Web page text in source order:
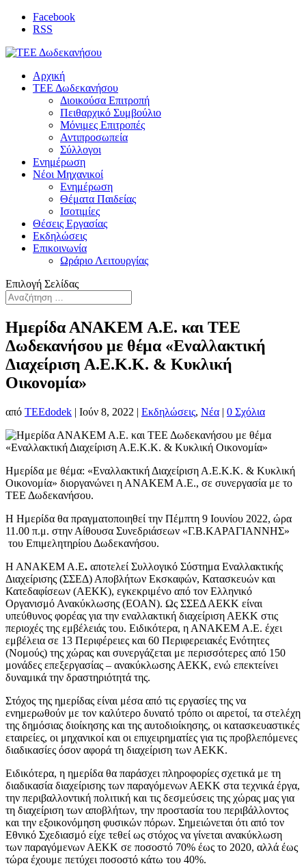
Facebook
RSS
Αρχική
ΤΕΕ Δωδεκανήσου
Διοικούσα Επιτροπή
Πειθαρχικό Συμβούλιο
Μόνιμες Επιτροπές
Αντιπροσωπεία
Σύλλογοι
Ενημέρωση
Νέοι Μηχανικοί
Ενημέρωση
Θέματα Παιδείας
Ισοτιμίες
Θέσεις Εργασίας
Εκδηλώσεις
Επικοινωνία
Ωράριο Λειτουργίας
Επιλογή Σελίδας
Ημερίδα ΑΝΑΚΕΜ Α.Ε. και ΤΕΕ
Δωδεκανήσου με θέμα «Εναλλακτική
Διαχείριση Α.Ε.Κ.Κ. & Κυκλική
Οικονομία»
από TEEdodek | Ιούν 8, 2022 | Εκδηλώσεις, Νέα | 0 Σχόλια
Ημερίδα με θέμα: «Εναλλακτική Διαχείριση Α.Ε.Κ.Κ. & Κυκλική
Οικονομία» διοργανώνει η ΑΝΑΚΕΜ Α.Ε., σε συνεργασία με το
ΤΕΕ Δωδεκανήσου.
Η Ημερίδα θα πραγματοποιηθεί την Πέμπτη 9 Ιουνίου 2022, ώρα
11.00 π.μ. στην Αίθουσα Συνεδριάσεων «Γ.Β.ΚΑΡΑΓΙΑΝΝΗΣ»
του Επιμελητηρίου Δωδεκανήσου.
Η ΑΝΑΚΕΜ Α.Ε. αποτελεί Συλλογικό Σύστημα Εναλλακτικής
Διαχείρισης (ΣΣΕΔ) Αποβλήτων Εκσκαφών, Κατασκευών και
Κατεδαφίσεων (ΑΕΚΚ), εγκεκριμένο από τον Ελληνικό
Οργανισμό Ανακύκλωσης (ΕΟΑΝ). Ως ΣΣΕΔ ΑΕΚΚ είναι
υπεύθυνος φορέας για την εναλλακτική διαχείριση ΑΕΚΚ στις
περιοχές της εμβέλειάς του. Ειδικότερα, η ΑΝΑΚΕΜ Α.Ε. έχει
εμβέλεια σε 13 Περιφέρειες και 60 Περιφερειακές Ενότητες
(Νομούς) της χώρας και συνεργάζεται με περισσότερες από 150
μονάδες επεξεργασίας – ανακύκλωσης ΑΕΚΚ, ενώ επεκτείνει
δυναμικά την δραστηριότητά της.
Στόχος της ημερίδας είναι μέσα από τις εργασίες της να
ενημερωθούν με τον καλύτερο δυνατό τρόπο οι αιρετοί, τα στελέχη
της δημόσιας διοίκησης και της αυτοδιοίκησης, οι κατασκευαστικές
εταιρείες, οι μηχανικοί και οι επιχειρηματίες για τις προβλεπόμενες
διαδικασίες όσον αφορά τη διαχείριση των ΑΕΚΚ.
Ειδικότερα, η ημερίδα θα παράσχει πληροφορίες σχετικά με τη
διαδικασία διαχείρισης των παραγόμενων ΑΕΚΚ στα τεχνικά έργα,
την περιβαλλοντική πολιτική και τις δεσμεύσεις της χώρας μας για
τη διαχείριση των αποβλήτων, την προστασία του περιβάλλοντος
και την εξοικονόμηση φυσικών πόρων. Σημειώνεται ότι από τον
Εθνικό Σχεδιασμό είχε τεθεί ως στόχος να γίνεται ανακύκλωση
των παραγόμενων ΑΕΚΚ σε ποσοστό 70% έως το 2020, αλλά έως
τώρα έχουμε πετύχει ποσοστό κάτω του 40%.